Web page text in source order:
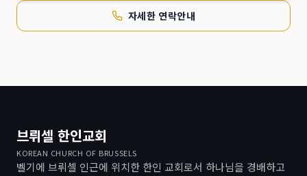
자세한 연락안내
브뤼셀 한인교회
KOREAN CHURCH OF BRUSSELS
벨기에 브뤼셀 인근에 위치한 한인 교회로서 하나님을 경배하고